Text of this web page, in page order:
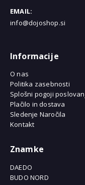
EMAIL:
info@dojoshop.si
Informacije
O nas
Politika zasebnosti
Splošni pogoji
Plačilo in dostava
Sledenje Naročila
Kontakt
Znamke
DAEDO
BUDO NORD